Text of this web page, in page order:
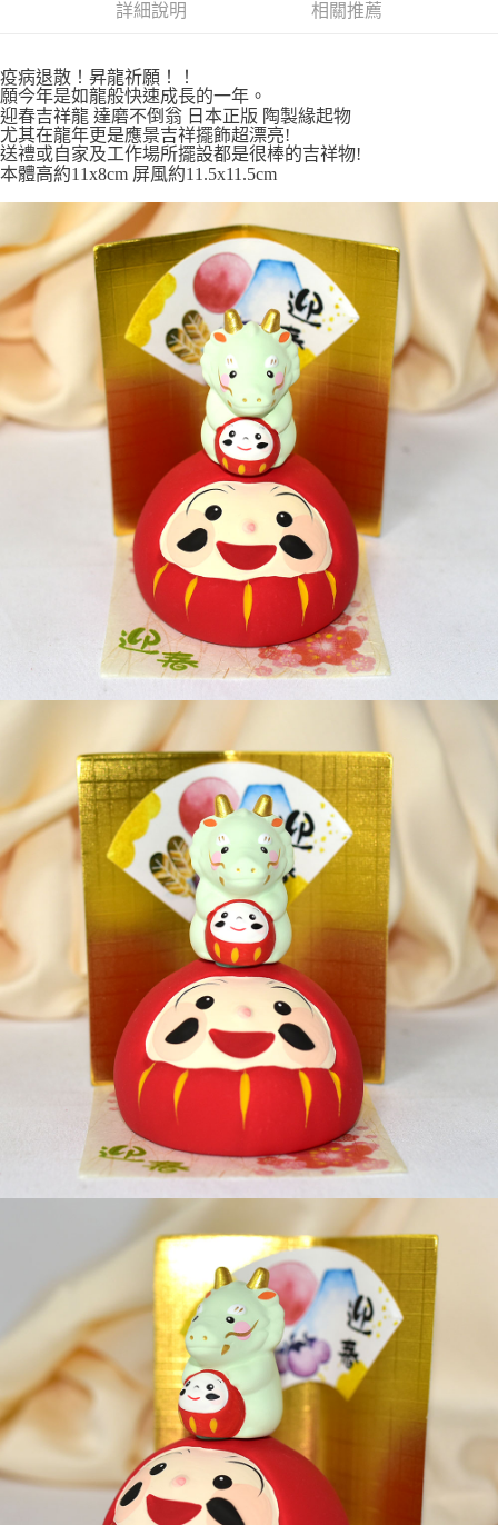
付款後全家取貨
7-11取貨付款
每筆NT$65，滿NT$999(含以上)免運費
付款後7-11取貨
每筆NT$65，滿NT$999(含以上)免運費
宅配
每筆NT$100，滿NT$999(含以上)免運費
詳細說明 相關推薦
疫病退散！昇龍祈願！！
願今年是如龍般快速成長的一年。
迎春吉祥龍 達磨不倒翁 日本正版 陶製緣起物
尤其在龍年更是應景吉祥擺飾超漂亮!
送禮或自家及工作場所擺設都是很棒的吉祥物!
本體高約11x8cm 屏風約11.5x11.5cm